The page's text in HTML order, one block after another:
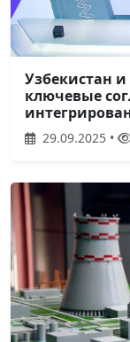
Узбекистан
ключевые
29.09.2025 •